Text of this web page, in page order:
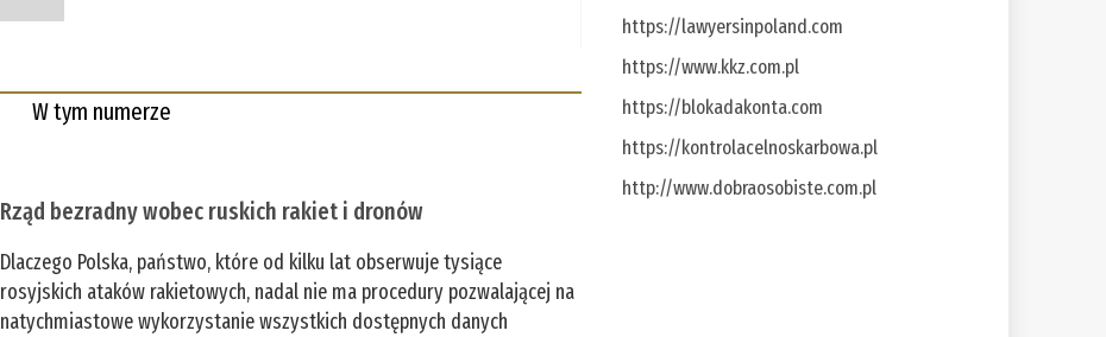
W tym numerze
Rząd bezradny wobec ruskich rakiet i dronów
Dlaczego Polska, państwo, które od kilku lat obserwuje tysiące
rosyjskich ataków rakietowych, nadal nie ma procedury pozwalającej na
natychmiastowe wykorzystanie wszystkich dostępnych danych
https://lawyersinpoland.com
https://www.kkz.com.pl
https://blokadakonta.com
https://kontrolacelnoskarbowa.pl
http://www.dobraosobiste.com.pl